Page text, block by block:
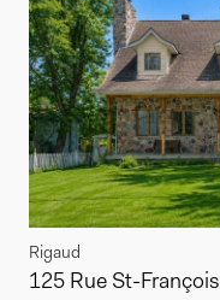
Rigaud
125 Rue St-François